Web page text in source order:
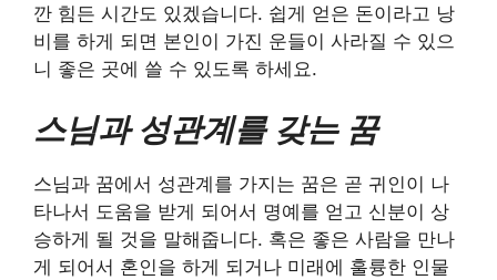
깐 힘든 시간도 있겠습니다. 쉽게 얻은 돈이라고 낭
비를 하게 되면 본인이 가진 운들이 사라질 수 있으
니 좋은 곳에 쓸 수 있도록 하세요.
스님과 성관계를 갖는 꿈
스님과 꿈에서 성관계를 가지는 꿈은 곧 귀인이 나
타나서 도움을 받게 되어서 명예를 얻고 신분이 상
승하게 될 것을 말해줍니다. 혹은 좋은 사람을 만나
게 되어서 혼인을 하게 되거나 미래에 훌륭한 인물